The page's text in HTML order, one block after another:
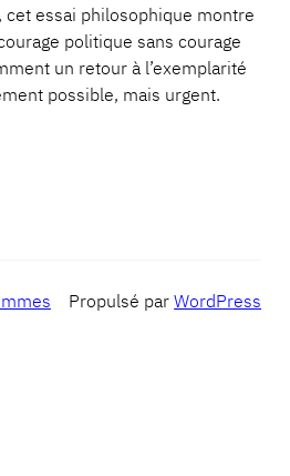
cet essai philosophique montre
politique sans courage
un retour à l’exemplarité
possible, mais urgent.
Propulsé parWordPress